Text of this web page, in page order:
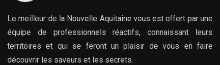
Le meilleur de la Nouvelle Aquitaine vous est offert par une
équipe de professionnels réactifs, connaissant leurs
territoires et qui se feront un plaisir de vous en faire
découvrir les saveurs et les secrets.